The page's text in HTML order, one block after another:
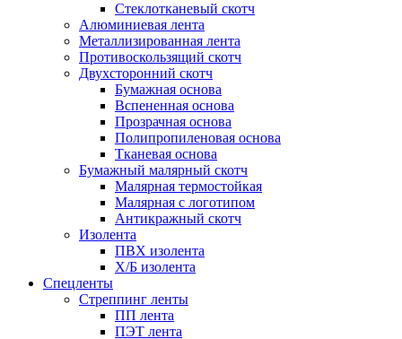
Стеклотканевый скотч
Алюминиевая лента
Металлизированная лента
Противоскользящий скотч
Двухсторонний скотч
Бумажная основа
Вспененная основа
Прозрачная основа
Полипропиленовая основа
Тканевая основа
Бумажный малярный скотч
Малярная термостойкая
Малярная с логотипом
Антикражный скотч
Изолента
ПВХ изолента
Х/Б изолента
Спецленты
Стреппинг ленты
ПП лента
ПЭТ лента